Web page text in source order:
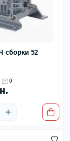
сборки 52
0